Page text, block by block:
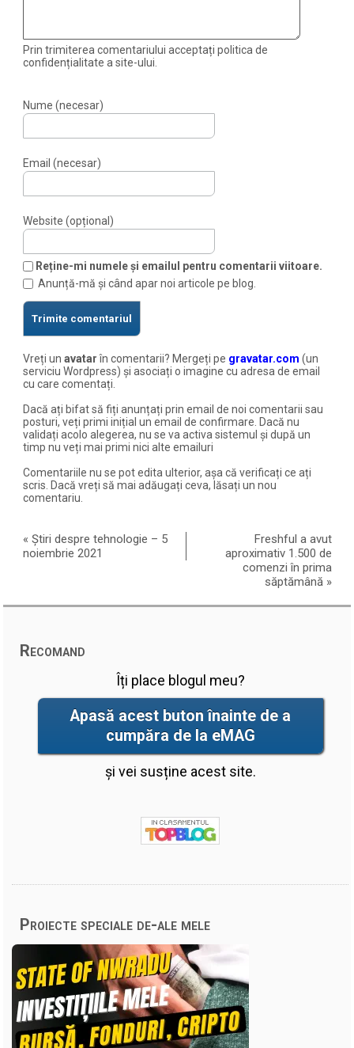
Prin trimiterea comentariului acceptați politica de
confidențialitate a site-ului.
Nume (necesar)
Email (necesar)
Website (opțional)
Reține-mi numele și emailul pentru comentarii viitoare.
Anunță-mă și când apar noi articole pe blog.
Vreți unavatarîn comentarii? Mergeți pe gravatar.com (un
serviciu Wordpress) și asociați o imagine cu adresa de email
cu care comentați.
Dacă ați bifat să fiți anunțați prin email de noi comentarii sau
posturi, veți primi inițial un email de confirmare. Dacă nu
validați acolo alegerea, nu se va activa sistemul și după un
timp nu veți mai primi nici alte emailuri
Comentariile nu se pot edita ulterior, așa că verificați ce ați
scris. Dacă vreți să mai adăugați ceva, lăsați un nou
comentariu.
«Știri despre tehnologie – 5
noiembrie 2021
Freshful a avut
aproximativ 1.500 de
comenzi în prima
săptămână »
Recomand
Îți place blogul meu?
Apasă acest buton înainte de a
cumpăra de la eMAG
și vei susține acest site.
Proiecte speciale de-ale mele